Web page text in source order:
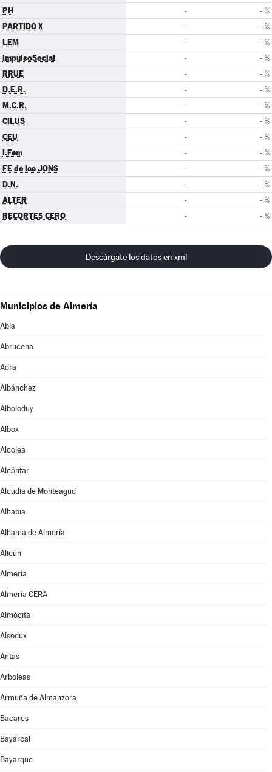
PH - - %
PARTIDO X - - %
LEM - - %
ImpulsoSocial - - %
RRUE - - %
D.E.R. - - %
M.C.R. - - %
CILUS - - %
CEU - - %
I.Fem - - %
FE de las JONS - - %
D.N. - - %
ALTER - - %
RECORTES CERO - - %
Descárgate los datos en xml
Municipios de Almería
Abla
Abrucena
Adra
Albánchez
Alboloduy
Albox
Alcolea
Alcóntar
Alcudia de Monteagud
Alhabia
Alhama de Almería
Alicún
Almería
Almería CERA
Almócita
Alsodux
Antas
Arboleas
Armuña de Almanzora
Bacares
Bayárcal
Bayarque